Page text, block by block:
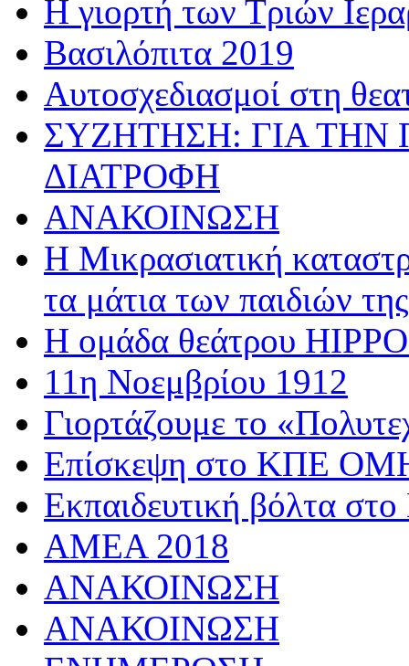
Η γιορτή των Τριών
Βασιλόπιτα 2019
Αυτοσχεδιασμοί στη
ΣΥΖΗΤΗΣΗ: ΓΙΑ ΤΗΝ
ΔΙΑΤΡΟΦΗ
ΑΝΑΚΟΙΝΩΣΗ
Η Μικρασιατική
τα μάτια των παιδιών
Η ομάδα θεάτρου
11η Νοεμβρίου 1912
Γιορτάζουμε το
Επίσκεψη στο ΚΠΕ
Εκπαιδευτική βόλτα
AMEA 2018
ΑΝΑΚΟΙΝΩΣΗ
ΑΝΑΚΟΙΝΩΣΗ